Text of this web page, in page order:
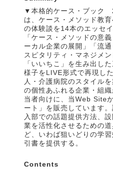
▼本格的ケース・ブック
は、ケース・メソッド教
の体験談を14本のエッセ
「ケース・メソッドの意
ーカル企業の展開」「流
スピタリティ・マネジメ
「いいちこ」を生み出し
様子をLIVE形式で再現し
人・介護病院のスタイル
の個性あふれる企業・組
当者向けに、当Web Site
ート」を販売しています
入部での話題提供方法、
業を活性化させるための
ど、いわば狙いどりの学
引書を提供する。
Contents